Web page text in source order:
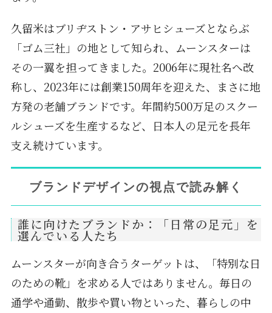
久留米はブリヂストン・アサヒシューズとならぶ
「ゴム三社」の地として知られ、ムーンスターは
その一翼を担ってきました。2006年に現社名へ改
称し、2023年には創業150周年を迎えた、まさに地
方発の老舗ブランドです。年間約500万足のスクー
ルシューズを生産するなど、日本人の足元を長年
支え続けています。
ブランドデザインの視点で読み解く
誰に向けたブランドか：「日常の足元」を
選んでいる人たち
ムーンスターが向き合うターゲットは、「特別な日
のための靴」を求める人ではありません。毎日の
通学や通勤、散歩や買い物といった、暮らしの中